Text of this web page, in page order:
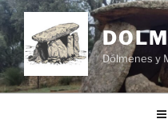
Saltar
al
contenido
Dólmenes y